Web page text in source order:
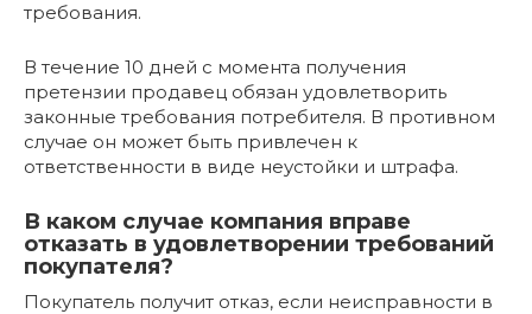
требования.
В течение 10 дней с момента получения
претензии продавец обязан удовлетворить
законные требования потребителя. В противном
случае он может быть привлечен к
ответственности в виде неустойки и штрафа.
В каком случае компания вправе
отказать в удовлетворении требований
покупателя?
Покупатель получит отказ, если неисправности в